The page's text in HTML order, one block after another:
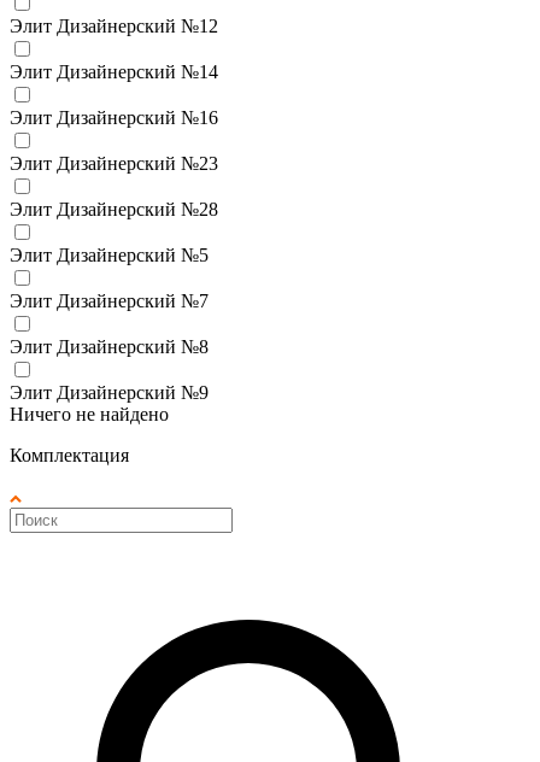
Элит Дизайнерский №12
Элит Дизайнерский №14
Элит Дизайнерский №16
Элит Дизайнерский №23
Элит Дизайнерский №28
Элит Дизайнерский №5
Элит Дизайнерский №7
Элит Дизайнерский №8
Элит Дизайнерский №9
Ничего не найдено
Комплектация